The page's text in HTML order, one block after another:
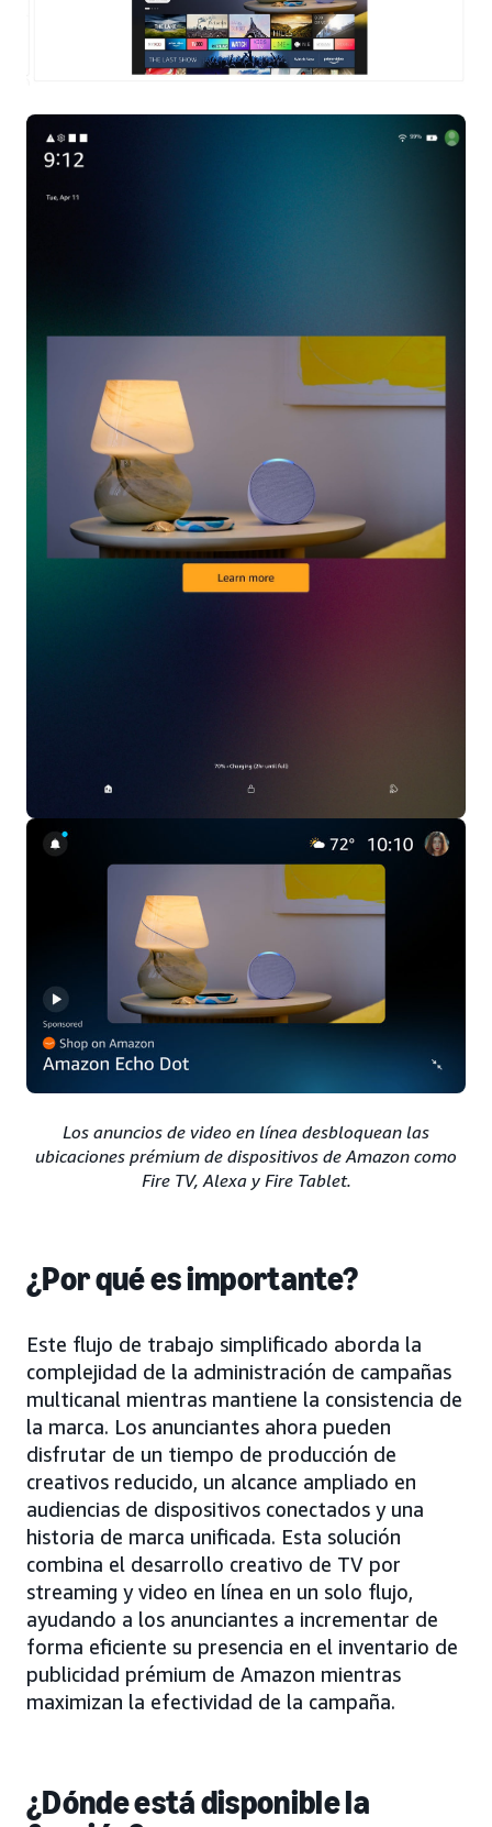
Los anuncios de video en línea desbloquean las
ubicaciones prémium de dispositivos de Amazon como
Fire TV, Alexa y Fire Tablet.
¿Por qué es importante?
Este flujo de trabajo simplificado aborda la
complejidad de la administración de campañas
multicanal mientras mantiene la consistencia de
la marca. Los anunciantes ahora pueden
disfrutar de un tiempo de producción de
creativos reducido, un alcance ampliado en
audiencias de dispositivos conectados y una
historia de marca unificada. Esta solución
combina el desarrollo creativo de TV por
streaming y video en línea en un solo flujo,
ayudando a los anunciantes a incrementar de
forma eficiente su presencia en el inventario de
publicidad prémium de Amazon mientras
maximizan la efectividad de la campaña.
¿Dónde está disponible la